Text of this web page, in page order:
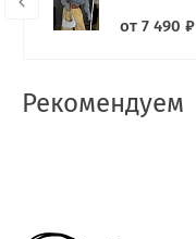
от 7 490 ₽
Рекомендуем